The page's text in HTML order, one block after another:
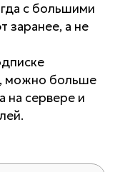
с большими
заранее, а не
можно больше
на сервере и